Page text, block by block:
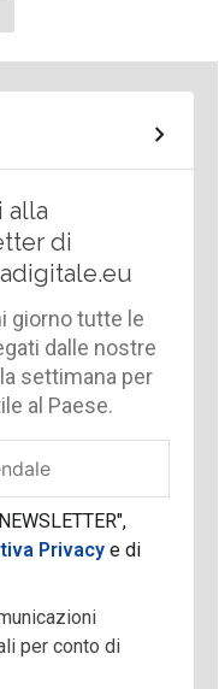
alla
di
giorno tutte le
dalle nostre
settimana per
al Paese.
Privacy e di
per conto di